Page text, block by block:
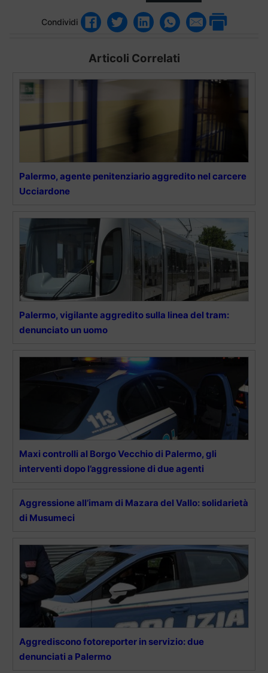
Condividi
Articoli Correlati
Palermo, agente penitenziario aggredito nel carcere
Ucciardone
Palermo, vigilante aggredito sulla linea del tram:
denunciato un uomo
Maxi controlli al Borgo Vecchio di Palermo, gli
interventi dopo l’aggressione di due agenti
Aggressione all’imam di Mazara del Vallo: solidarietà
di Musumeci
Aggrediscono fotoreporter in servizio: due
denunciati a Palermo